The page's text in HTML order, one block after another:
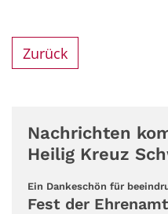
Zurück
Nachrichten
Heilig Kreuz
Ein Dankeschön für
Fest der